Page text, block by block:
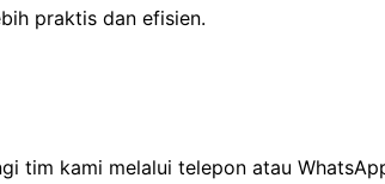
praktis dan efisien.
tim kami melalui telepon atau